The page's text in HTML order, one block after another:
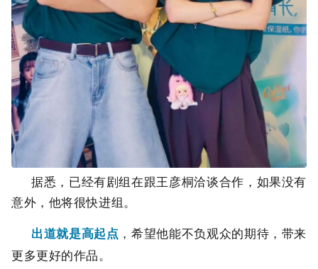
据悉，已经有剧组在跟王彦桐洽谈合作，如果没有
意外，他将很快进组。
出道就是高起点 ，希望他能不负观众的期待，带来
更多更好的作品。